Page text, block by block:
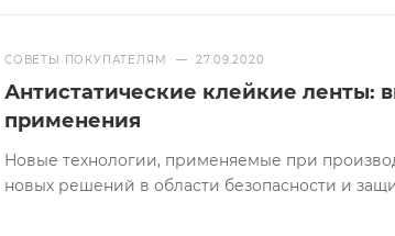
СОВЕТЫ ПОКУПАТЕЛЯМ — 27.09.2020
Антистатические клейкие ленты:
применения
Новые технологии, применяемые при
новых решений в области безопасности и